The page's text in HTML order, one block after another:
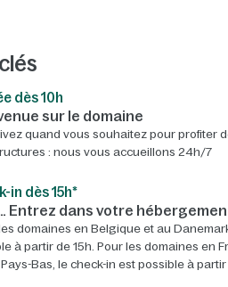
dès 10h​
sur le domaine​
quand vous souhaitez pour profiter
: nous vous accueillons 24h/7​
in dès 15h*​
Entrez dans votre
domaines en Belgique et au
à partir de 15h. Pour les domaines en
Bas, le check-in est possible à partir